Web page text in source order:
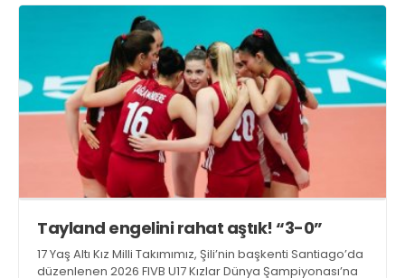
Tayland engelini rahat aştık! “3-0”
17 Yaş Altı Kız Milli Takımımız, Şili’nin başkenti Santiago’da
düzenlenen 2026 FIVB U17 Kızlar Dünya Şampiyonası’na